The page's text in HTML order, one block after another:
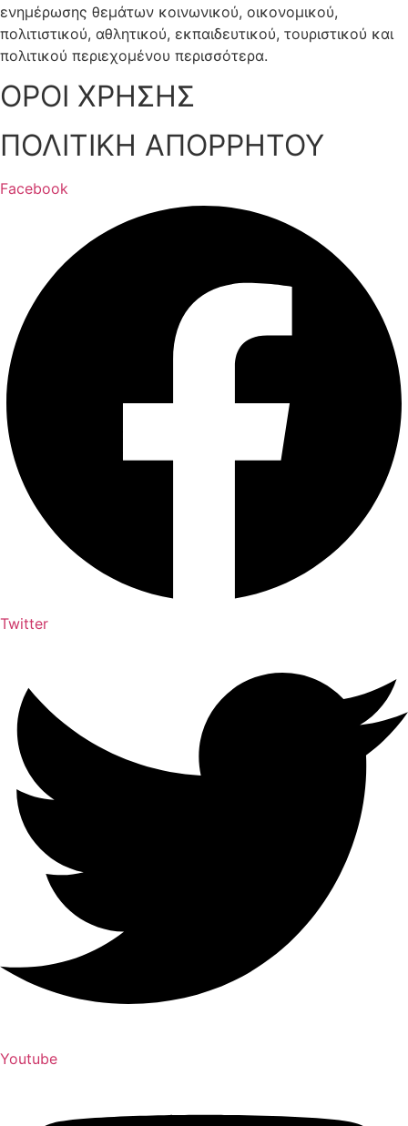
ενημέρωσης θεμάτων κοινωνικού, οικονομικού,
πολιτιστικού, αθλητικού, εκπαιδευτικού, τουριστικού και
πολιτικού περιεχομένου περισσότερα.
ΟΡΟΙ ΧΡΗΣΗΣ
ΠΟΛΙΤΙΚΗ ΑΠΟΡΡΗΤΟΥ
Facebook
Twitter
Youtube